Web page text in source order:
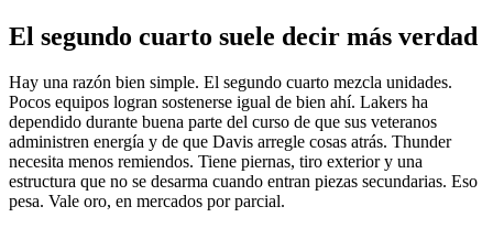
El segundo cuarto suele decir más verdad
Hay una razón bien simple. El segundo cuarto mezcla unidades.
Pocos equipos logran sostenerse igual de bien ahí. Lakers ha
dependido durante buena parte del curso de que sus veteranos
administren energía y de que Davis arregle cosas atrás. Thunder
necesita menos remiendos. Tiene piernas, tiro exterior y una
estructura que no se desarma cuando entran piezas secundarias. Eso
pesa. Vale oro, en mercados por parcial.